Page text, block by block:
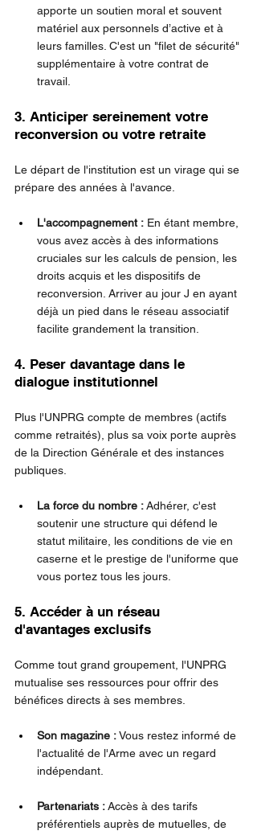
apporte un soutien moral et souvent
matériel aux personnels d’active et à
leurs familles. C'est un "filet de sécurité"
supplémentaire à votre contrat de
travail.
3. Anticiper sereinement votre
reconversion ou votre retraite
Le départ de l'institution est un virage qui se
prépare des années à l'avance.
L'accompagnement : En étant membre,
vous avez accès à des informations
cruciales sur les calculs de pension, les
droits acquis et les dispositifs de
reconversion. Arriver au jour J en ayant
déjà un pied dans le réseau associatif
facilite grandement la transition.
4. Peser davantage dans le
dialogue institutionnel
Plus l'UNPRG compte de membres (actifs
comme retraités), plus sa voix porte auprès
de la Direction Générale et des instances
publiques.
La force du nombre : Adhérer, c'est
soutenir une structure qui défend le
statut militaire, les conditions de vie en
caserne et le prestige de l'uniforme que
vous portez tous les jours.
5. Accéder à un réseau
d'avantages exclusifs
Comme tout grand groupement, l'UNPRG
mutualise ses ressources pour offrir des
bénéfices directs à ses membres.
Son magazine : Vous restez informé de
l'actualité de l'Arme avec un regard
indépendant.
Partenariats : Accès à des tarifs
préférentiels auprès de mutuelles, de